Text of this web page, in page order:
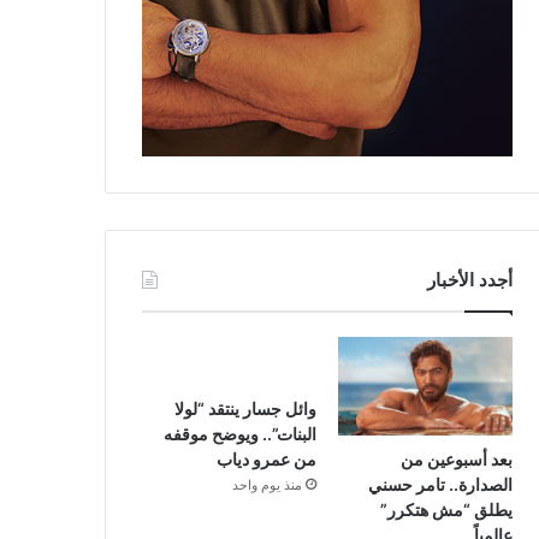
أجدد الأخبار
بعد أسبوعين من
الصدارة.. تامر حسني
يطلق “مش هتكرر”
عالمياً
وائل جسار ينتقد “لولا
البنات”.. ويوضح موقفه
من عمرو دياب
منذ يوم واحد